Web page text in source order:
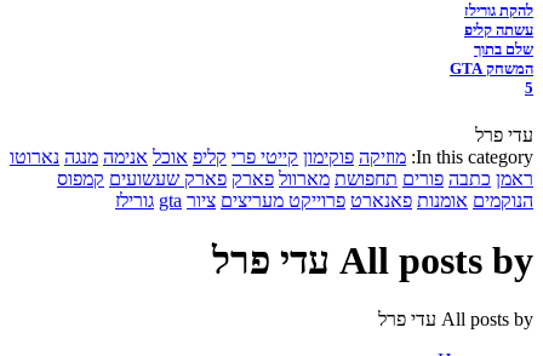
להקת גורילז
עשתה קליפ
שלם בתוך
המשחק GTA
5
עדי פרל
In this category: מוזיקה פוקימון קייטי פרי קליפ אוכל אנימה מנגה נארוטו
ראמן כתבה פורים תחפושת מארוול פארק פארק שעשועים קמפוס
הנוקמים אומנות פאנארט פרוייקט מעריצים ציור gta גורילז
All posts by עדי פרל
All posts by עדי פרל